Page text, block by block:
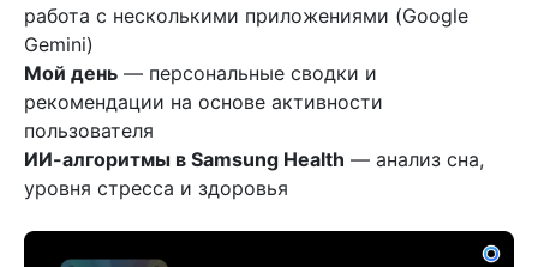
работа с несколькими приложениями (Google
Gemini)
Мой день — персональные сводки и
рекомендации на основе активности
пользователя
ИИ-алгоритмы в Samsung Health — анализ сна,
уровня стресса и здоровья